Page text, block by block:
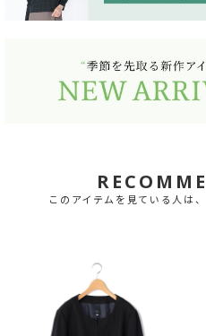
このアイテムを見ている人は